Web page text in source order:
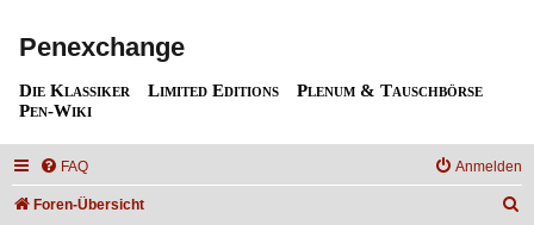
Penexchange
Die Klassiker Limited Editions
Plenum & Tauschbörse
Pen-Wiki
FAQ Anmelden
Foren-Übersicht